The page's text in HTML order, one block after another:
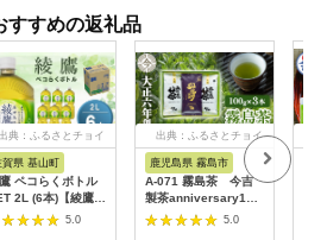
すすめの返礼品
典：ふるさとチョイ
賀県 基山町
ペコらくボトル
2L (6本)【綾鷹
お茶 本格的 旨味
み カフェイン 2L 2
5.0
出典：ふるさとチョイ
鹿児島県 霧島市
A-071 霧島茶 今吉
製茶anniversary100
記念セット【今吉製
茶】霧島市 お茶 緑茶
5.0